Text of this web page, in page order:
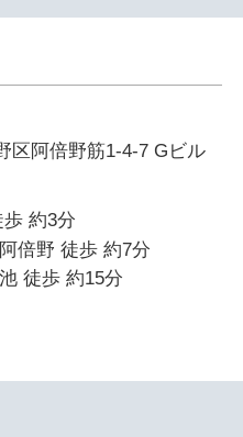
区阿倍野筋1-4-7 Gビル
約3分
倍野 徒歩 約7分
徒歩 約15分